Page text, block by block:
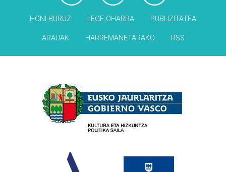
HONI BURUZ LEGE OHARRA PUBLIZITATEA
ARAUAK HARREMANETARAKO RSS